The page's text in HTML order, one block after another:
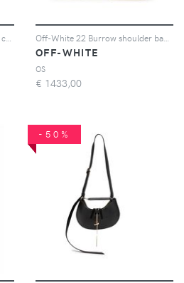
OFF-WHITE
OS
€ 1433,00
-50%